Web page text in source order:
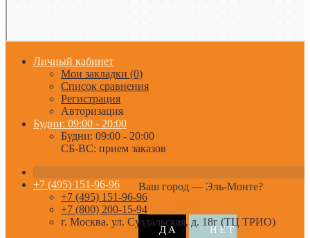
Личный кабинет
Мои закладки (0)
Список сравнения
Регистрация
Авторизация
Будни: 09:00 - 20:00
Будни: 09:00 - 20:00
СБ-ВС: прием заказов
Ваш город — Эль-Монте?
+7 (495) 151-96-96
+7 (495) 151-96-96
+7 (800) 200-15-94
г. Москва. ул. Суздальская, д. 18г (ТЦ ТРИО)